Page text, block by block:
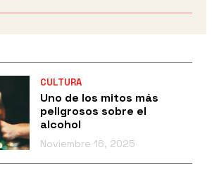
CULTURA
Uno de los mitos más
peligrosos sobre el
alcohol
Noviembre 16, 2025